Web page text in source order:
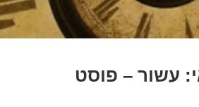
עשור – פוסט